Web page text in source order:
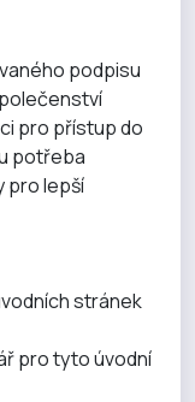
podpisu
pro přístup do
potřeba
pro lepší
stránek
pro tyto úvodní